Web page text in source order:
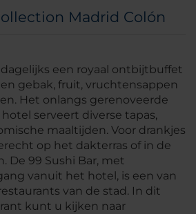
Madrid Colón
een royaal ontbijtbuffet
gebak, fruit, vruchtensappen
Het onlangs gerenoveerde
serveert diverse tapas,
maaltijden. Voor drankjes
op het dakterras of in de
De 99 Sushi Bar, met
vanuit het hotel, is een van
van de stad. In dit
kunt u kijken naar